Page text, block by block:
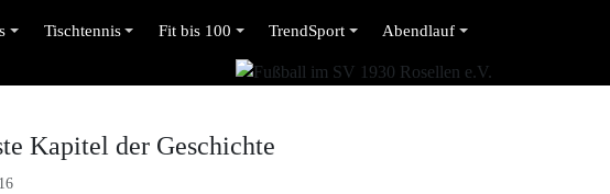
Tischtennis Fit bis 100 TrendSport Abendlauf
Kapitel der Geschichte